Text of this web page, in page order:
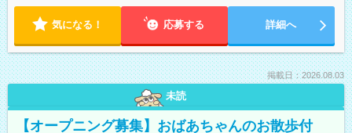
気になる！ 応募する 詳細へ
掲載日：2026.08.03
未読
【オープニング募集】おばあちゃんのお散歩付